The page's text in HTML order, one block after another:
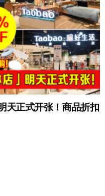
天正式开张！商品折扣